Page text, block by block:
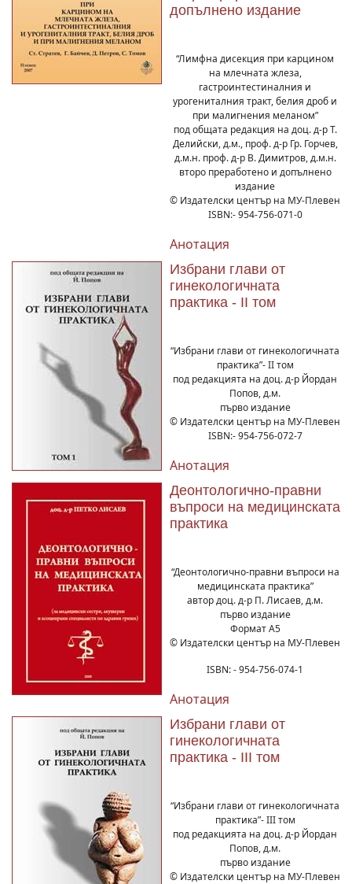
допълнено издание
“Лимфна дисекция при карцином
на млечната жлеза,
гастроинтестиналния и
урогениталния тракт, белия дроб и
при малигнения меланом”
под общата редакция на доц. д-р Т.
Делийски, д.м., проф. д-р Гр. Горчев,
д.м.н. проф. д-р В. Димитров, д.м.н.
второ преработено и допълнено
издание
© Издателски център на МУ-Плевен
ISBN:- 954-756-071-0
Анотация
Избрани глави от
гинекологичната
практика - ІІ том
“Избрани глави от гинекологичната
практика”- ІІ том
под редакцията на доц. д-р Йордан
Попов, д.м.
първо издание
© Издателски център на МУ-Плевен
ISBN:- 954-756-072-7
Анотация
Деонтологично-правни
въпроси на медицинската
практика
“Деонтологично-правни въпроси на
медицинската практика”
автор доц. д-р П. Лисаев, д.м.
първо издание
Формат А5
© Издателски център на МУ-Плевен
ISBN: - 954-756-074-1
Анотация
Избрани глави от
гинекологичната
практика - ІІІ том
“Избрани глави от гинекологичната
практика”- ІІІ том
под редакцията на доц. д-р Йордан
Попов, д.м.
първо издание
© Издателски център на МУ-Плевен